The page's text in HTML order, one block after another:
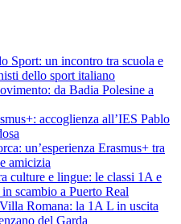
Sport: un incontro tra scuola e
dello sport italiano
da Badia Polesine a
accoglienza all’IES Pablo
un’esperienza Erasmus+ tra
amicizia
culture e lingue: le classi 1A e
scambio a Puerto Real
Romana: la 1A L in uscita
del Garda